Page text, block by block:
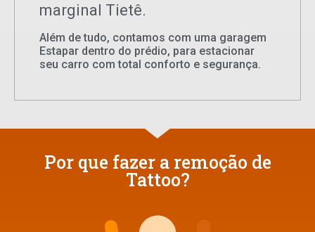
marginal Tietê.
Além de tudo, contamos com uma garagem
Estapar dentro do prédio, para estacionar
seu carro com total conforto e segurança.
Por que fazer a remoção de
Tattoo?